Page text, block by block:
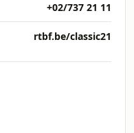
+02/737 21 11
rtbf.be/classic21